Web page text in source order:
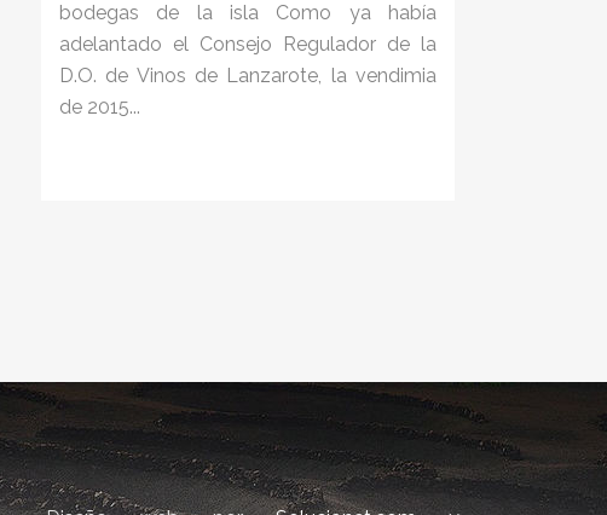
bodegas de la isla Como ya había
adelantado el Consejo Regulador de la
D.O. de Vinos de Lanzarote, la vendimia
de 2015...